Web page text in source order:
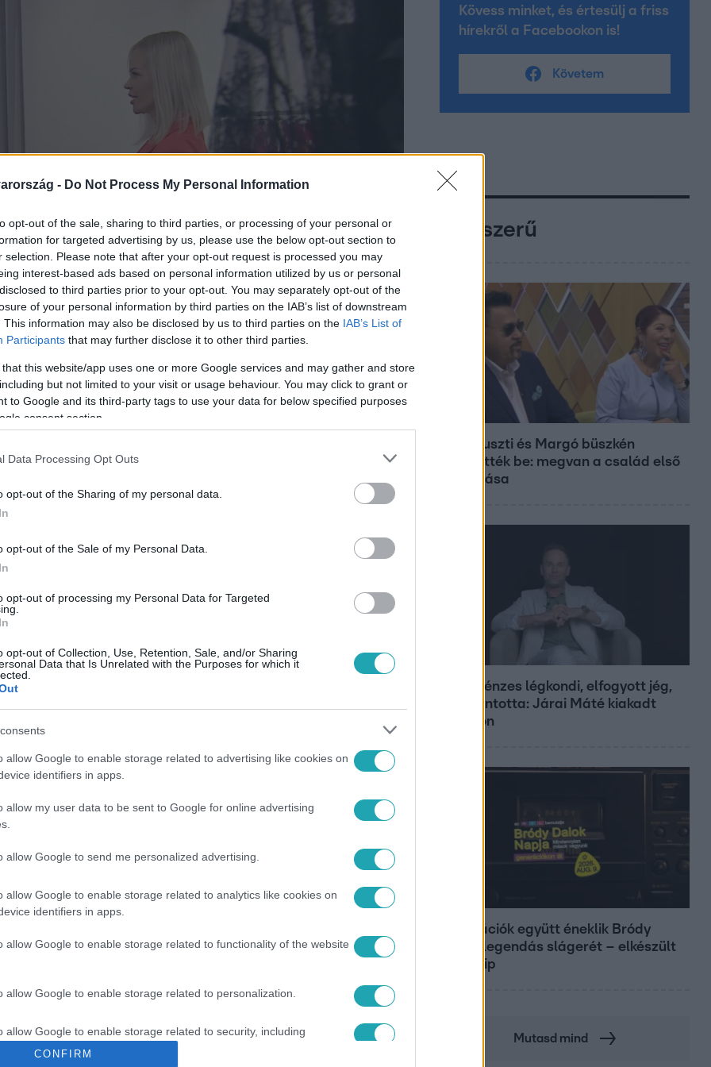
- Do Not Process My Personal Information
opt-out of the sale, sharing to third parties, or processing of your personal or
for targeted advertising by us, please use the below opt-out section to
selection. Please note that after your opt-out request is processed you may
interest-based ads based on personal information utilized by us or personal
to third parties prior to your opt-out. You may separately opt-out of the
of your personal information by third parties on the IAB’s list of downstream
This information may also be disclosed by us to third parties on the IAB’s List of
Participants that may further disclose it to other third parties.
that this website/app uses one or more Google services and may gather and store
but not limited to your visit or usage behaviour. You may click to grant or
to Google and its third-party tags to use your data for below specified purposes
consent section.
Data Processing Opt Outs
opt-out of the Sharing of my personal data.
opt-out of the Sale of my Personal Data.
opt-out of processing my Personal Data for Targeted
opt-out of Collection, Use, Retention, Sale, and/or Sharing
Data that Is Unrelated with the Purposes for which it
allow Google to enable storage related to advertising like cookies on
identifiers in apps.
allow my user data to be sent to Google for online advertising
allow Google to send me personalized advertising.
allow Google to enable storage related to analytics like cookies on
identifiers in apps.
allow Google to enable storage related to functionality of the website
allow Google to enable storage related to personalization.
allow Google to enable storage related to security, including
functionality and fraud prevention, and other user protection.
CONFIRM
ahol Zsuzsi segített neki
randijához. Az üzletasszony
a nadrágot, és szerinte ahhoz, hogy
is a mindennapokba.
legyen a Google-találatokban!
#SZÉCSÉNYI VIOLETTA SOLOMON ZSUZSANNA
Kövess minket, és értesülj a friss
hírekről a Facebookon is!
Követem
Népszerű
Bódi Guszti és Margó büszkén
jelentették be: megvan a család első
diplomása
Pluszpénzes légkondi, elfogyott jég,
zöld rántotta: Járai Máté kiakadt
Siófokon
Generációk együtt éneklik Bródy
János legendás slágerét – elkészült
az új klip
Mutasd mind